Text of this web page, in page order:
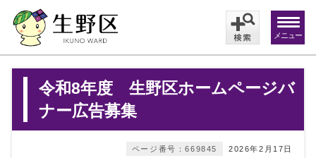
メニュー
令和8年度 生野区ホームページバ
ナー広告募集
2026年2月17日
ページ番号：669845